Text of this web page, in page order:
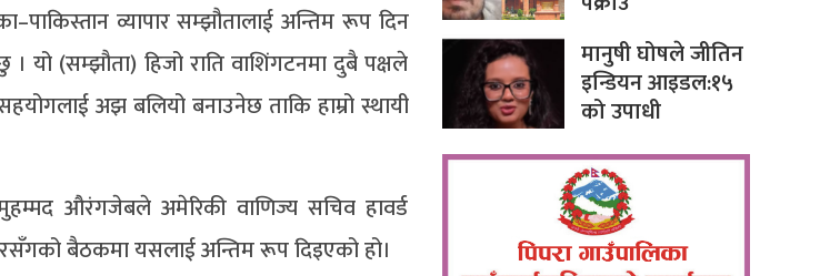
व्यापार सम्झौतालाई अन्तिम रूप दिन
। यो (सम्झौता) हिजो राति वाशिंगटनमा दुबै पक्षले
अझ बलियो बनाउनेछ ताकि हाम्रो स्थायी
मुहम्मद औरंगजेबले अमेरिकी वाणिज्य सचिव हावर्ड
बैठकमा यसलाई अन्तिम रूप दिइएको हो।
मानुषी घोषले जीतिन
इन्डियन आइडल:१५
को उपाधी